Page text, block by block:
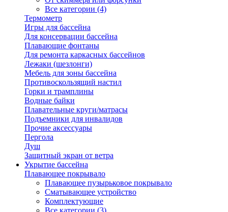
Все категории (4)
Термометр
Игры для бассейна
Для консервации бассейна
Плавающие фонтаны
Для ремонта каркасных бассейнов
Лежаки (шезлонги)
Мебель для зоны бассейна
Противоскользящий настил
Горки и трамплины
Водные байки
Плавательные круги/матрасы
Подъемники для инвалидов
Прочие аксессуары
Пергола
Душ
Защитный экран от ветра
Укрытие бассейна
Плавающее покрывало
Плавающее пузырьковое покрывало
Сматывающее устройство
Комплектующие
Все категории (3)